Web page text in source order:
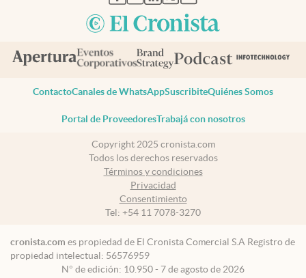
ContactoCanales de WhatsAppSuscribiteQuiénes Somos
Portal de ProveedoresTrabajá con nosotros
Copyright 2025 cronista.com
Todos los derechos reservados
Términos y condiciones
Privacidad
Consentimiento
Tel: +54 11 7078-3270
cronista.com es propiedad de El Cronista Comercial S.A Registro de
propiedad intelectual: 56576959
N° de edición: 10.950 - 7 de agosto de 2026